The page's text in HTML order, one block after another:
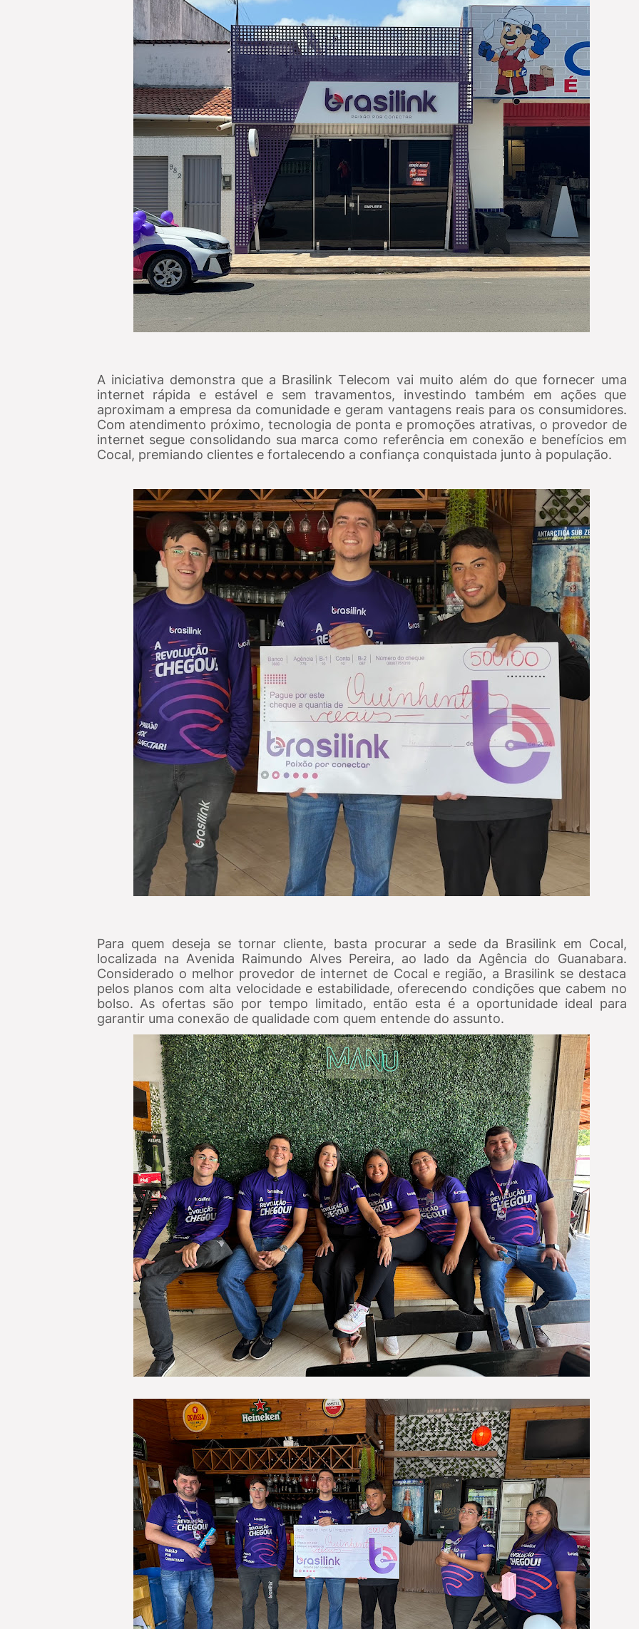
A iniciativa demonstra que a Brasilink Telecom vai muito além do que fornecer uma
internet rápida e estável e sem travamentos, investindo também em ações que
aproximam a empresa da comunidade e geram vantagens reais para os consumidores.
Com atendimento próximo, tecnologia de ponta e promoções atrativas, o provedor de
internet segue consolidando sua marca como referência em conexão e benefícios em
Cocal, premiando clientes e fortalecendo a confiança conquistada junto à população.
Para quem deseja se tornar cliente, basta procurar a sede da Brasilink em Cocal,
localizada na Avenida Raimundo Alves Pereira, ao lado da Agência do Guanabara.
Considerado o melhor provedor de internet de Cocal e região, a Brasilink se destaca
pelos planos com alta velocidade e estabilidade, oferecendo condições que cabem no
bolso. As ofertas são por tempo limitado, então esta é a oportunidade ideal para
garantir uma conexão de qualidade com quem entende do assunto.